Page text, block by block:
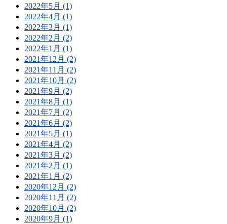
2022年5月 (1)
2022年4月 (1)
2022年3月 (1)
2022年2月 (2)
2022年1月 (1)
2021年12月 (2)
2021年11月 (2)
2021年10月 (2)
2021年9月 (2)
2021年8月 (1)
2021年7月 (2)
2021年6月 (2)
2021年5月 (1)
2021年4月 (2)
2021年3月 (2)
2021年2月 (1)
2021年1月 (2)
2020年12月 (2)
2020年11月 (2)
2020年10月 (2)
2020年9月 (1)